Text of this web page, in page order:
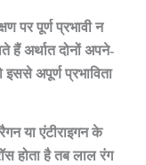
पर पूर्ण प्रभावी न
हैं अर्थात दोनों अपने-
अपूर्ण प्रभाविता
या एंटीराइगन के
होता है तब लाल रंग